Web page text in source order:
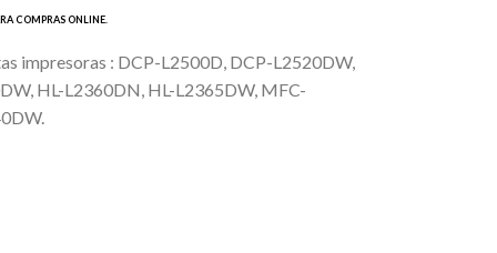
impresoras : DCP-L2500D, DCP-L2520DW,
HL-L2360DN, HL-L2365DW, MFC-